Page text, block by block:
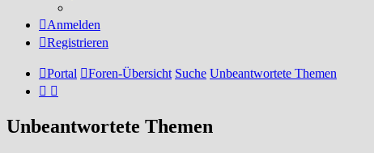
Anmelden
Registrieren
Portal Foren-Übersicht Suche Unbeantwortete Themen
Unbeantwortete Themen